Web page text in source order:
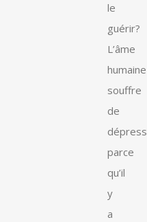
le
guérir?
L’âme
humaine
souffre
de
parce
qu’il
y
a